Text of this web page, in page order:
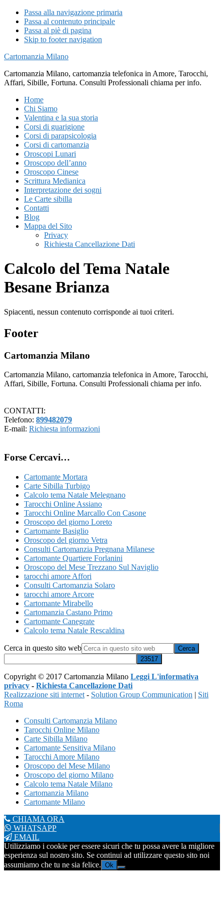
Passa alla navigazione primaria
Passa al contenuto principale
Passa al piè di pagina
Skip to footer navigation
Cartomanzia Milano
Cartomanzia Milano, cartomanzia telefonica in Amore, Tarocchi,
Affari, Sibille, Fortuna. Consulti Professionali chiama per info.
Home
Chi Siamo
Valentina e la sua storia
Corsi di guarigione
Corsi di parapsicologia
Corsi di cartomanzia
Oroscopi Lunari
Oroscopo dell’anno
Oroscopo Cinese
Scrittura Medianica
Interpretazione dei sogni
Le Carte sibilla
Contatti
Blog
Mappa del Sito
Privacy
Richiesta Cancellazione Dati
Calcolo del Tema Natale
Besane Brianza
Spiacenti, nessun contenuto corrisponde ai tuoi criteri.
Footer
Cartomanzia Milano
Cartomanzia Milano, cartomanzia telefonica in Amore, Tarocchi,
Affari, Sibille, Fortuna. Consulti Professionali chiama per info.
CONTATTI:
Telefono: 899482079
E-mail: Richiesta informazioni
Forse Cercavi…
Cartomante Mortara
Carte Sibilla Turbigo
Calcolo tema Natale Melegnano
Tarocchi Online Assiano
Tarocchi Online Marcallo Con Casone
Oroscopo del giorno Loreto
Cartomante Basiglio
Oroscopo del giorno Vetra
Consulti Cartomanzia Pregnana Milanese
Cartomante Quartiere Forlanini
Oroscopo del Mese Trezzano Sul Naviglio
tarocchi amore Affori
Consulti Cartomanzia Solaro
tarocchi amore Arcore
Cartomante Mirabello
Cartomanzia Castano Primo
Cartomante Canegrate
Calcolo tema Natale Rescaldina
Cerca in questo sito web
Copyright © 2017 Cartomanzia Milano Leggi L'informativa
privacy - Richiesta Cancellazione Dati
Realizzazione siti internet - Solution Group Communication | Siti
Roma
Consulti Cartomanzia Milano
Tarocchi Online Milano
Carte Sibilla Milano
Cartomante Sensitiva Milano
Tarocchi Amore Milano
Oroscopo del Mese Milano
Oroscopo del giorno Milano
Calcolo tema Natale Milano
Cartomanzia Milano
Cartomante Milano
CHIAMA ORA
WHATSAPP
EMAIL
Utilizziamo i cookie per essere sicuri che tu possa avere la migliore
esperienza sul nostro sito. Se continui ad utilizzare questo sito noi
assumiamo che tu ne sia felice. Ok